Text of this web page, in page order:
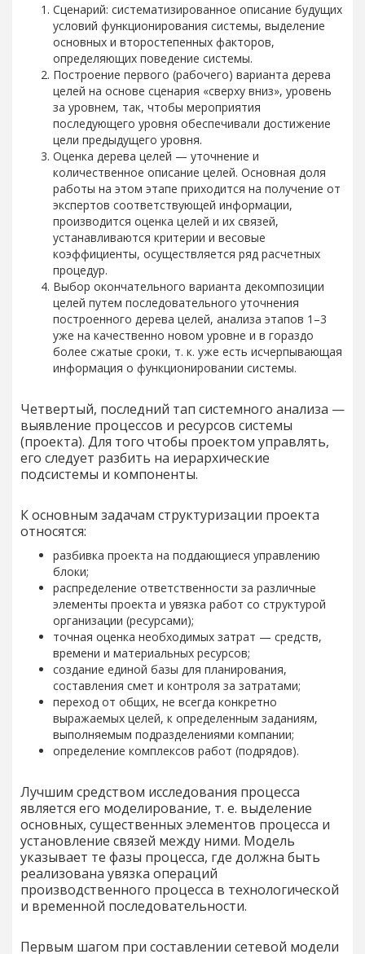
Сценарий: систематизированное описание будущих
условий функционирования системы, выделение
основных и второстепенных факторов,
определяющих поведение системы.
Построение первого (рабочего) варианта дерева
целей на основе сценария «сверху вниз», уровень
за уровнем, так, чтобы мероприятия
последующего уровня обеспечивали достижение
цели предыдущего уровня.
Оценка дерева целей — уточнение и
количественное описание целей. Основная доля
работы на этом этапе приходится на получение от
экспертов соответствующей информации,
производится оценка целей и их связей,
устанавливаются критерии и весовые
коэффициенты, осуществляется ряд расчетных
процедур.
Выбор окончательного варианта декомпозиции
целей путем последовательного уточнения
построенного дерева целей, анализа этапов 1–3
уже на качественно новом уровне и в гораздо
более сжатые сроки, т. к. уже есть исчерпывающая
информация о функционировании системы.
Четвертый, последний тап системного анализа —
выявление процессов и ресурсов системы
(проекта). Для того чтобы проектом управлять,
его следует разбить на иерархические
подсистемы и компоненты.
К основным задачам структуризации проекта
относятся:
разбивка проекта на поддающиеся управлению
блоки;
распределение ответственности за различные
элементы проекта и увязка работ со структурой
организации (ресурсами);
точная оценка необходимых затрат — средств,
времени и материальных ресурсов;
создание единой базы для планирования,
составления смет и контроля за затратами;
переход от общих, не всегда конкретно
выражаемых целей, к определенным заданиям,
выполняемым подразделениями компании;
определение комплексов работ (подрядов).
Лучшим средством исследования процесса
является его моделирование, т. е. выделение
основных, существенных элементов процесса и
установление связей между ними. Модель
указывает те фазы процесса, где должна быть
реализована увязка операций
производственного процесса в технологической
и временной последовательности.
Первым шагом при составлении сетевой модели